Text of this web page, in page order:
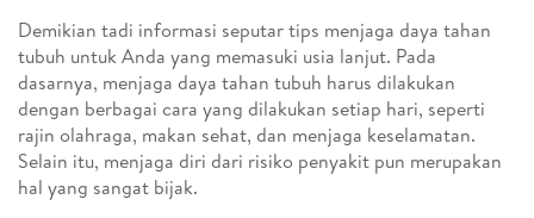
Demikian tadi informasi seputar tips menjaga daya tahan
tubuh untuk Anda yang memasuki usia lanjut. Pada
dasarnya, menjaga daya tahan tubuh harus dilakukan
dengan berbagai cara yang dilakukan setiap hari, seperti
rajin olahraga, makan sehat, dan menjaga keselamatan.
Selain itu, menjaga diri dari risiko penyakit pun merupakan
hal yang sangat bijak.